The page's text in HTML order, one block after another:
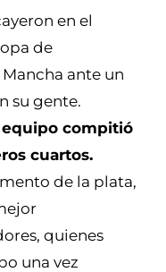
en el
de
ante un
su gente.
equipo compitió
cuartos.
de la plata,
quienes
una vez